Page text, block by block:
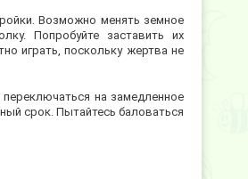
Возможно менять земное
Попробуйте заставить их
играть, поскольку жертва не
на замедленное
срок. Пытайтесь баловаться